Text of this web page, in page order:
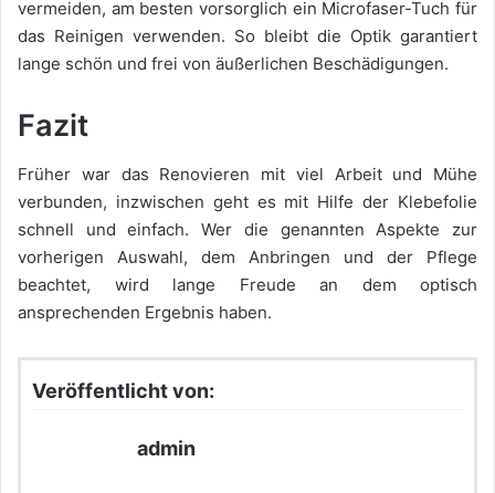
vermeiden, am besten vorsorglich ein Microfaser-Tuch für
das Reinigen verwenden. So bleibt die Optik garantiert
lange schön und frei von äußerlichen Beschädigungen.
Fazit
Früher war das Renovieren mit viel Arbeit und Mühe
verbunden, inzwischen geht es mit Hilfe der Klebefolie
schnell und einfach. Wer die genannten Aspekte zur
vorherigen Auswahl, dem Anbringen und der Pflege
beachtet, wird lange Freude an dem optisch
ansprechenden Ergebnis haben.
Veröffentlicht von:
admin